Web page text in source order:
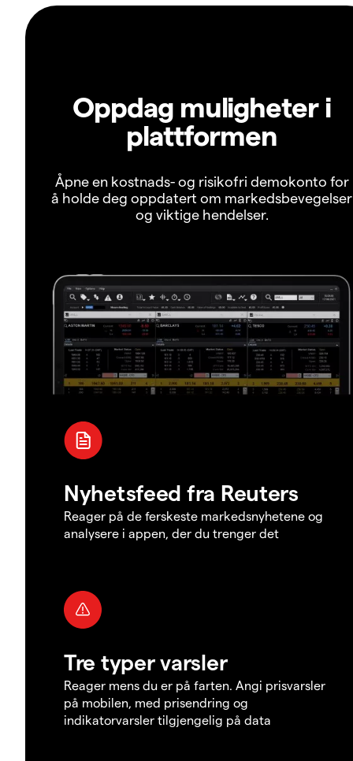
Oppdag muligheter i
plattformen
Åpne en kostnads- og risikofri demokonto for
å holde deg oppdatert om markedsbevegelser
og viktige hendelser.
Nyhetsfeed fra Reuters
Reager på de ferskeste markedsnyhetene og
analysere i appen, der du trenger det
Tre typer varsler
Reager mens du er på farten. Angi prisvarsler
på mobilen, med prisendring og
indikatorvarsler tilgjengelig på data